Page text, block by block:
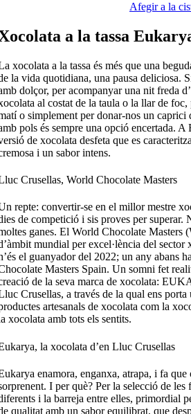
Afegir a la
a la tassa
xocolata a la tassa és més que una
la vida quotidiana, una pausa deliciosa.
dolçor, per acompanyar una nit freda
al costat de la taula o la llar de foc,
o simplement per donar-nos un caprici
pols és sempre una opció encertada. A
de xocolata desfeta que es
i un sabor intens.
Crusellas, World Chocolate Masters
repte: convertir-se en el millor mestre
de competició i sis proves per superar.
ganes. El World Chocolate Masters
mundial per excel·lència del
el guanyador del 2022; un any abans
Masters Spain. Un somni fet
de la seva marca de xocolata:
Crusellas, a través de la qual ens porta
artesanals de xocolata com la
xocolata amb tots els sentits.
la xocolata d’en Lluc Crusellas
enamora, enganxa, atrapa, i fa que
I per què? Per la selecció de les
i la barreja entre elles, primordial
qualitat amb un sabor equilibrat, que